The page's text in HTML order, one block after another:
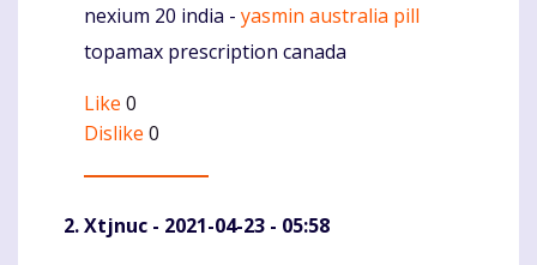
Komentaras
nexium 20 india - yasmin australia pill
topamax prescription canada
Like 0
Dislike 0
Xtjnuc - 2021-04-23 - 05:58